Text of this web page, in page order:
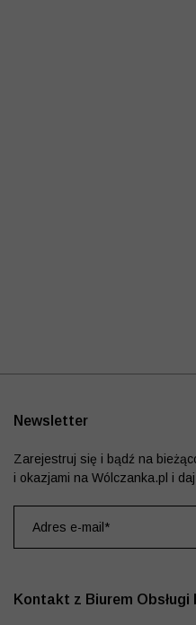
Kontakt z Biurem Obsługi
Newsletter
Zarejestruj się i bądź na
i okazjami na Wólczanka.pl i